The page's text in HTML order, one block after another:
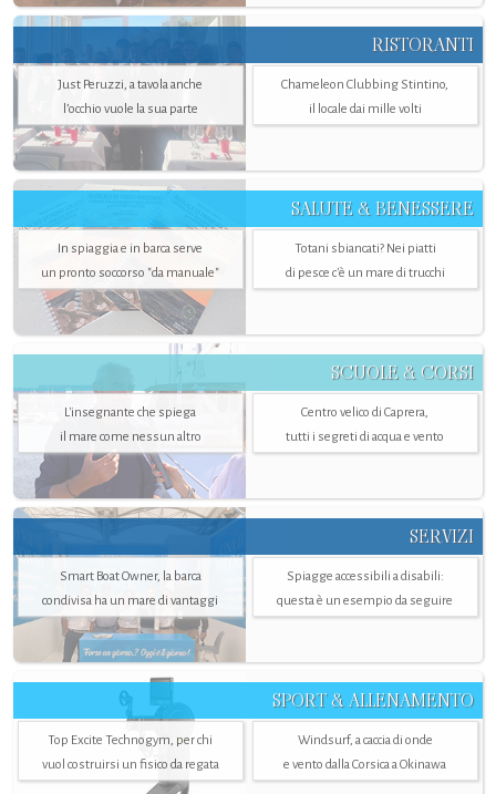
RISTORANTI
Just Peruzzi, a tavola anche
l’occhio vuole la sua parte
Chameleon Clubbing Stintino,
il locale dai mille volti
SALUTE & BENESSERE
In spiaggia e in barca serve
un pronto soccorso "da manuale"
Totani sbiancati? Nei piatti
di pesce c'è un mare di trucchi
SCUOLE & CORSI
L'insegnante che spiega
il mare come nessun altro
Centro velico di Caprera,
tutti i segreti di acqua e vento
SERVIZI
Smart Boat Owner, la barca
condivisa ha un mare di vantaggi
Spiagge accessibili a disabili:
questa è un esempio da seguire
SPORT & ALLENAMENTO
Top Excite Technogym, per chi
vuol costruirsi un fisico da regata
Windsurf, a caccia di onde
e vento dalla Corsica a Okinawa